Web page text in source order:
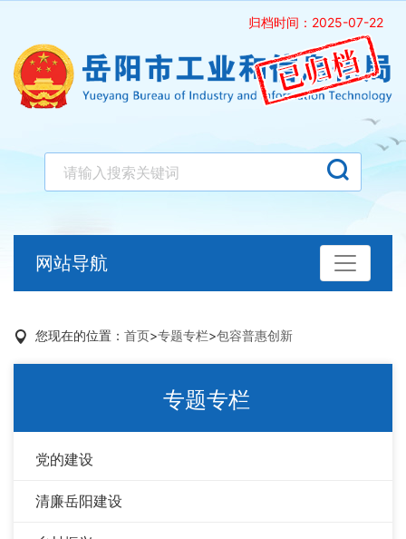
归档时间：2025-07-22
网站导航
您现在的位置： 首页>专题专栏>包容普惠创新
专题专栏
党的建设
清廉岳阳建设